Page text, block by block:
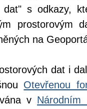
dat" s odkazy,
prostorovým
na
dat i
Otevřenou
v Národním